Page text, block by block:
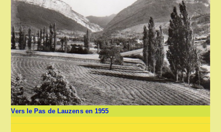
Vers le Pas de Lauzens en 1955